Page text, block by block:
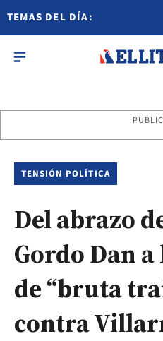
TEMAS DEL DÍA:
TENSIÓN POLÍTICA
Del abrazo
Gordo Dan
de “bruta
contra